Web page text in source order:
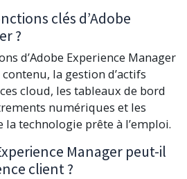
clés d’Adobe
?
d’Adobe Experience Manager
la gestion d’actifs
cloud, les tableaux de bord
numériques et les
technologie prête à l’emploi.
Manager peut-il
client ?